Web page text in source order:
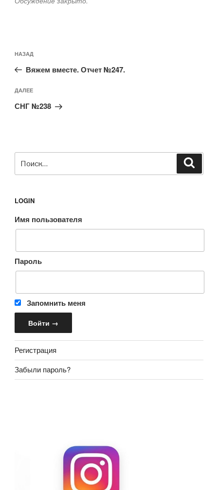
по
записям
Предыдущая
запись:
НАЗАД
Вяжем вместе. Отчет №247.
Следующая
запись
ДАЛЕЕ
СНГ №238
LOGIN
Имя пользователя
Пароль
Запомнить меня
Регистрация
Забыли пароль?